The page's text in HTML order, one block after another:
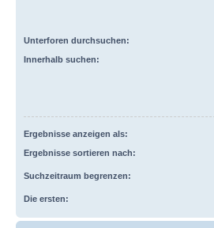
Unterforen durchsuchen:
Innerhalb suchen:
Ergebnisse anzeigen als:
Ergebnisse sortieren nach:
Suchzeitraum begrenzen:
Die ersten: